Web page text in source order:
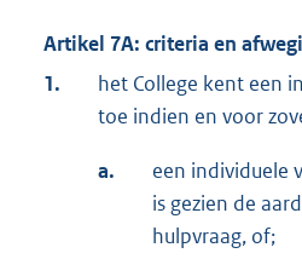
Artikel 7A: criteria en
1.
het College kent een
toe indien en voor
a.
een individuele
is gezien de
hulpvraag, of;